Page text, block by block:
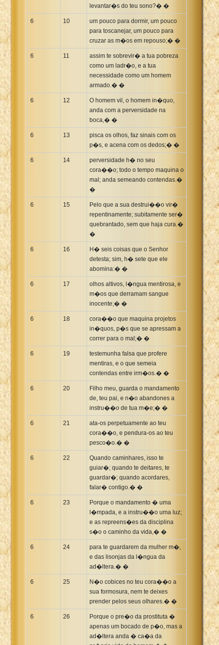
levantar�s do teu sono?� �
6 10
um pouco para dormir, um pouco
para toscanejar, um pouco para
cruzar as m�os em repouso;� �
6 11
assim te sobrevir� a tua pobreza
como um ladr�o, e a tua
necessidade como um homem
armado.� �
6 12
O homem vil, o homem in�quo,
anda com a perversidade na
boca,� �
6 13
pisca os olhos, faz sinais com os
p�s, e acena com os dedos;� �
6 14
perversidade h� no seu
cora��o; todo o tempo maquina o
mal; anda semeando contendas.�
�
6 15
Pelo que a sua destrui��o vir�
repentinamente; subitamente ser�
quebrantado, sem que haja cura.�
�
6 16
H� seis coisas que o Senhor
detesta; sim, h� sete que ele
abomina:� �
6 17
olhos altivos, l�ngua mentirosa, e
m�os que derramam sangue
inocente;� �
6 18
cora��o que maquina projetos
in�quos, p�s que se apressam a
correr para o mal;� �
6 19
testemunha falsa que profere
mentiras, e o que semeia
contendas entre irm�os.� �
6 20
Filho meu, guarda o mandamento
de, teu pai, e n�o abandones a
instru��o de tua m�e;� �
6 21
ata-os perpetuamente ao teu
cora��o, e pendura-os ao teu
pesco�o.� �
6 22
Quando caminhares, isso te
guiar�; quando te deitares, te
guardar�; quando acordares,
falar� contigo.� �
6 23
Porque o mandamento � uma
l�mpada, e a instru��o uma luz;
e as repreens�es da disciplina
s�o o caminho da vida,� �
6 24
para te guardarem da mulher m�,
e das lisonjas da l�ngua da
ad�ltera.� �
6 25
N�o cobices no teu cora��o a
sua formosura, nem te deixes
prender pelos seus olhares.� �
6 26
Porque o pre�o da prostituta �
apenas um bocado de p�o, mas a
ad�ltera anda � ca�a da